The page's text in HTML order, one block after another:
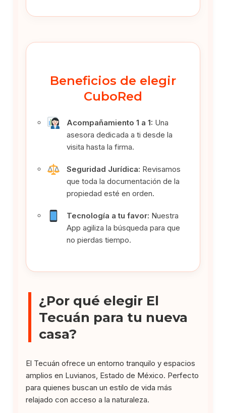
Beneficios de elegir
CuboRed
Acompañamiento 1 a 1: Una
asesora dedicada a ti desde la
visita hasta la firma.
Seguridad Jurídica: Revisamos
que toda la documentación de la
propiedad esté en orden.
Tecnología a tu favor: Nuestra
App agiliza la búsqueda para que
no pierdas tiempo.
¿Por qué elegir El
Tecuán para tu nueva
casa?
El Tecuán ofrece un entorno tranquilo y espacios
amplios en Luvianos, Estado de México. Perfecto
para quienes buscan un estilo de vida más
relajado con acceso a la naturaleza.